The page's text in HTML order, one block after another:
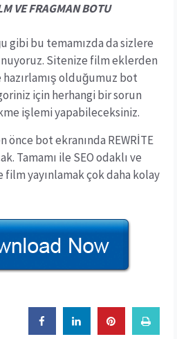
VE FRAGMAN BOTU
gibi bu temamızda da sizlere
Sitenize film eklerden
olduğumuz bot
için herhangi bir sorun
işlemi yapabileceksiniz.
bot ekranında REWRİTE
Tamamı ile SEO odaklı ve
film yayınlamak çok daha kolay